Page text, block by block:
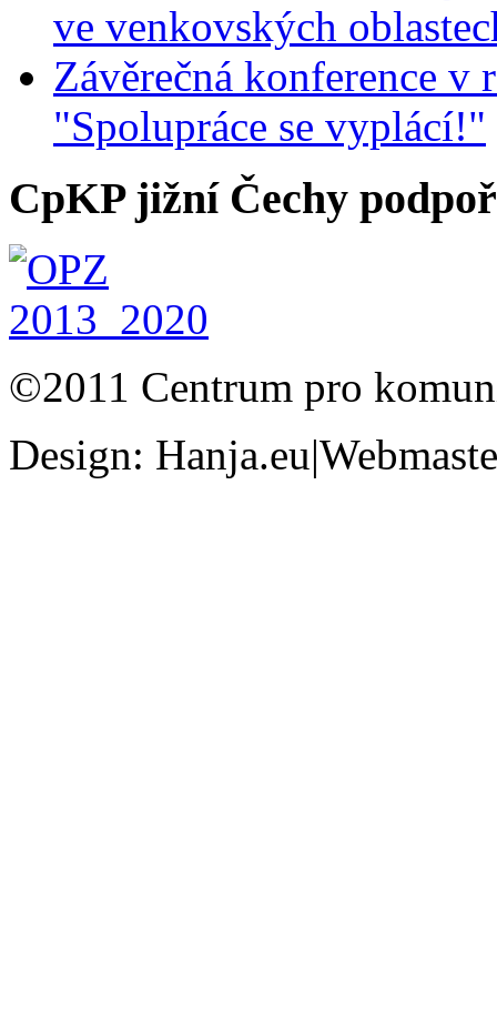
ve venkovských
Závěrečná konference v
"Spolupráce se vyplácí!"
CpKP jižní Čechy
©2011 Centrum pro
Design: